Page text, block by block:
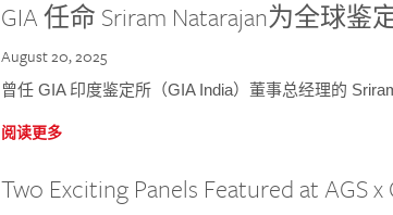
GIA 任命 Sriram Natarajan为全球
August 20, 2025
曾任 GIA 印度鉴定所（GIA India）董事总经理的
阅读更多
Two Exciting Panels Featured at AGS